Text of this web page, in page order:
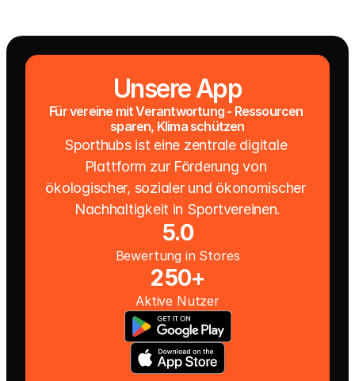
Unsere App
Für vereine mit Verantwortung - Ressourcen
sparen, Klima schützen
Sporthubs ist eine zentrale digitale
Plattform zur Förderung von
ökologischer, sozialer und ökonomischer
Nachhaltigkeit in Sportvereinen.
5.0
Bewertung in Stores
250+
Aktive Nutzer